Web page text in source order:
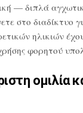
— διπλά
στο διαδίκτυο
ηλικιών
φορητού
ομιλία